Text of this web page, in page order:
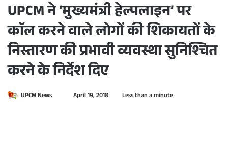
UPCM ने ‘मुख्यमंत्री हेल्पलाइन’ पर
काॅल करने वाले लोगों की शिकायतों के
निस्तारण की प्रभावी व्यवस्था सुनिश्चित
करने के निर्देश दिए
UPCM News April 19, 2018 Less than a minute